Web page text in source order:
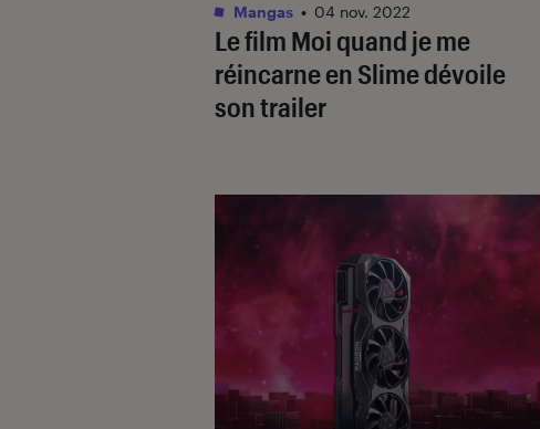
Le film Moi quand je me
réincarne en Slimedévoile
son trailer
Mangas • 04 nov. 2022